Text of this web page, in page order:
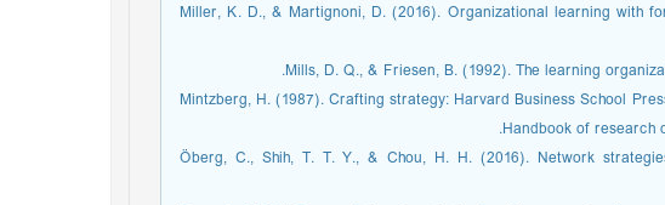
Miller, K. D., & Martignoni, D. (2016). Organizational learning with
Mills, D. Q., & Friesen, B. (1992). The learning
Mintzberg, H. (1987). Crafting strategy: Harvard Business School
Handbook of research
Öberg, C., Shih, T. T. Y., & Chou, H. H. (2016). Network